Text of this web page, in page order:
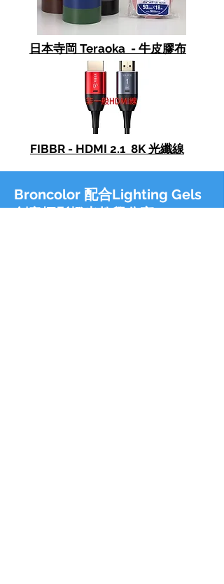
日本寺岡 Teraoka - 牛皮膠布
FIBBR - HDMI 2.1 8K 光纖線
Broncolor 配合Lighting Gels
創意攝影燈光教學分享 :